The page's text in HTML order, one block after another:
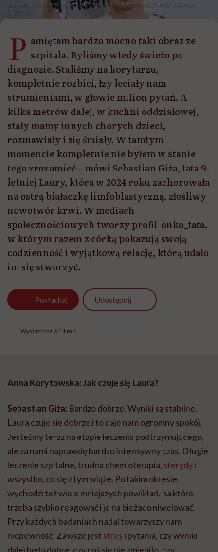
Sebastian Giża i jego córka Laura /fot. sesja zdjęciowa dla Fundacji Cancer
Fighters
P amiętam bardzo mocno taki obraz ze
szpitala. Byliśmy wtedy świeżo po
diagnozie. Staliśmy na korytarzu,
kompletnie rozbici, łzy leciały nam
strumieniami, w głowie milion pytań. A
kilka metrów dalej, w kuchni oddziałowej,
stały mamy innych chorych dzieci,
rozmawiały i się śmiały. W tamtym
momencie kompletnie nie byłem w stanie
tego zrozumieć – mówi Sebastian Giża, tata 9-
letniej Laury, która w 2024 roku zachorowała
na ostrą białaczkę limfoblastyczną, złośliwy
nowotwór krwi. W mediach
społecznościowych tworzy profil onko_tata,
w którym razem z córką pokazują swoją
codzienność i wyjątkową relację, którą udało
im się stworzyć.
Posłuchaj Udostępnij
Wysłuchasz w 11 min
Anna Korytowska: Jak czuje się Laura?
Sebastian Giża: Bardzo dobrze. Wyniki są stabilne,
Laura czuje się dobrze i to daje nam ogromny spokój.
Jesteśmy teraz na etapie leczenia podtrzymującego,
ale za nami naprawdę bardzo intensywny czas. Długie
leczenie szpitalne, trudna chemioterapia, sterydyi
wszystko, co się z tym wiąże. Po takim okresie
wychodzi też wiele mniejszych powikłań, na które
trzeba szybko reagować i je na bieżąco niwelować.
Przy każdych badaniach nadal towarzyszy nam
niepewność. Zawsze jest stresi pytania, czy wyniki
dalej będą dobre, czy coś się nie zmieniło, czy